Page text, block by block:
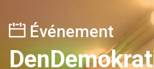
Événement